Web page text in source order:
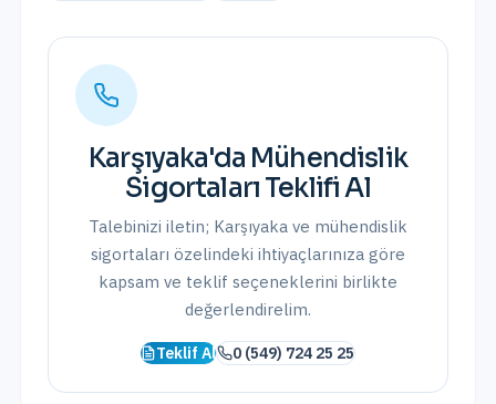
Karşıyaka'da Mühendislik
Sigortaları Teklifi Al
Talebinizi iletin; Karşıyaka ve mühendislik
sigortaları özelindeki ihtiyaçlarınıza göre
kapsam ve teklif seçeneklerini birlikte
değerlendirelim.
Teklif Al 0 (549) 724 25 25